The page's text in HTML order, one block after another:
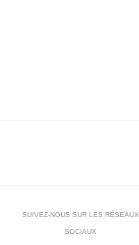
SUIVEZ-NOUS SUR LES RÉSEAUX
SOCIAUX